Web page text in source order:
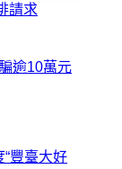
請求
逾10萬元
豐臺大好